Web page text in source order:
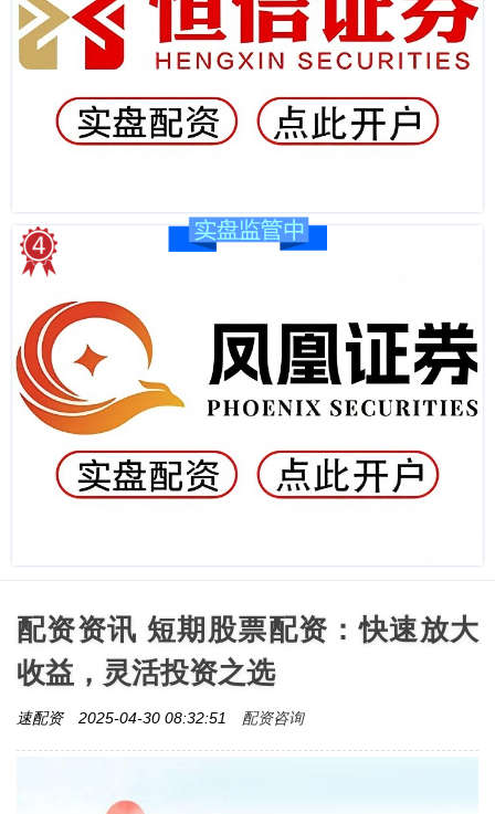
配资资讯 短期股票配资：快速放大
收益，灵活投资之选
速配资 2025-04-30 08:32:51 配资咨询